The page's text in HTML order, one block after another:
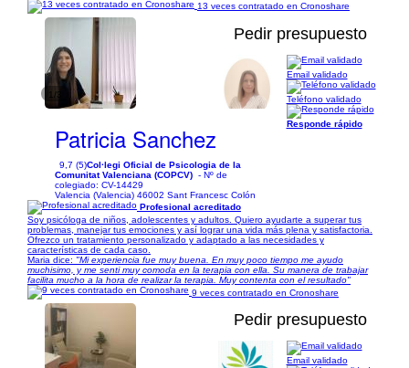
13 veces contratado en Cronoshare
1/3
Pedir presupuesto
Patricia Sanchez
9,7 (5)Col·legi Oficial de Psicologia de la
Comunitat Valenciana (COPCV) - Nº de
colegiado: CV-14429
Valencia (Valencia) 46002 Sant Francesc Colón
Email validado
Teléfono validado
Responde rápido
Profesional acreditado
Soy psicóloga de niños, adolescentes y adultos. Quiero ayudarte a superar tus
problemas, manejar tus emociones y así lograr una vida más plena y satisfactoria.
Ofrezco un tratamiento personalizado y adaptado a las necesidades y
características de cada caso.
Maria dice: "Mi experiencia fue muy buena. En muy poco tiempo me ayudo
muchisimo, y me senti muy comoda en la terapia con ella. Su manera de trabajar
facilita mucho a la hora de realizar la terapia. Muy contenta con el resultado"
9 veces contratado en Cronoshare
Pedir presupuesto
Email validado